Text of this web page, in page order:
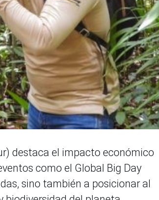
destaca el impacto económico
como el Global Big Day
sino también a posicionar al